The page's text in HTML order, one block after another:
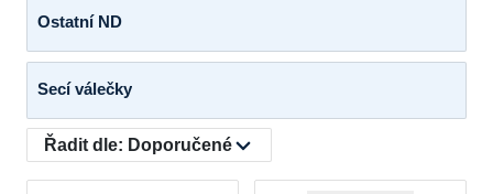
Ke
stažení
Ostatní ND
Secí válečky
Řadit dle: Doporučené